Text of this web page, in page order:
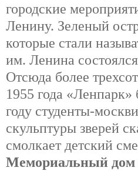
городские
Ленину. Зеленый
которые стали
им. Ленина
Отсюда более
1955 года
году студенты-
скульптуры зверей
смолкает детский
Мемориальный дом